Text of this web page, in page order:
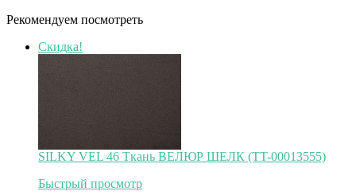
Рекомендуем посмотреть
Скидка!
SILKY VEL 46 Ткань ВЕЛЮР ШЕЛК (TT-00013555)
Быстрый просмотр